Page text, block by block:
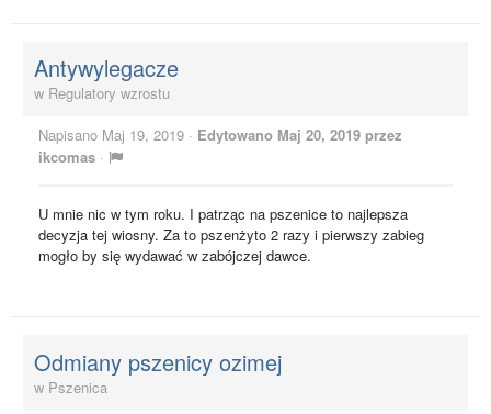
Antywylegacze
w Regulatory wzrostu
Napisano Maj 19, 2019 · Edytowano Maj 20, 2019 przez
ikcomas ·
U mnie nic w tym roku. I patrząc na pszenice to najlepsza
decyzja tej wiosny. Za to pszenżyto 2 razy i pierwszy zabieg
mogło by się wydawać w zabójczej dawce.
Odmiany pszenicy ozimej
w Pszenica